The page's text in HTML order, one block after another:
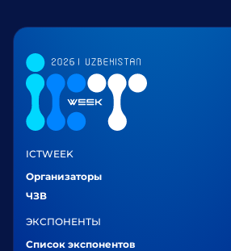
ICTWEEK
Организаторы
ЧЗВ
ЭКСПОНЕНТЫ
Список экспонентов